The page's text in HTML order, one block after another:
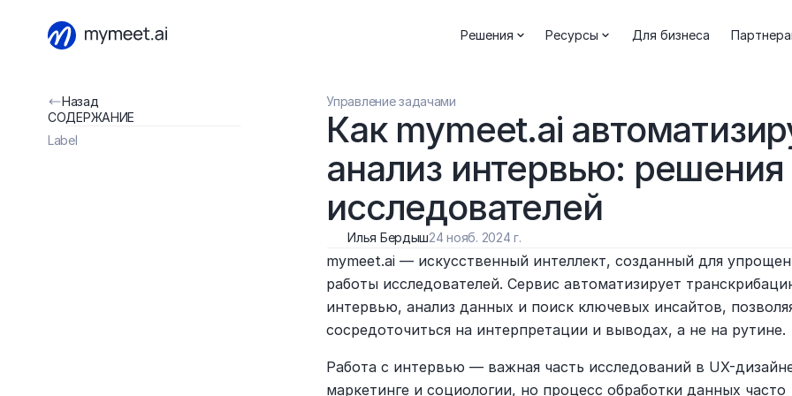
Решения Ресурсы Для бизнеса
Назад
СОДЕРЖАНИЕ
Label
Управление задачами
Как mymeet.ai
анализ интервью: решения
исследователей
Илья Бердыш24 нояб. 2024 г.
mymeet.ai — искусственный интеллект, созданный для
работы исследователей. Сервис автоматизирует
интервью, анализ данных и поиск ключевых инсайтов,
сосредоточиться на интерпретации и выводах, а не на рутине.
Работа с интервью — важная часть исследований в UX-
маркетинге и социологии, но процесс обработки данных часто